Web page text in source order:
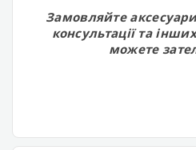
Замовляйте
консультації та
можете